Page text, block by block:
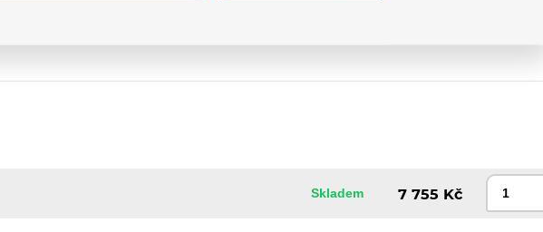
Skladem 7 755 Kč